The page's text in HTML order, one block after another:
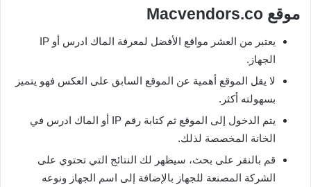
موقع Macvendors.co
يعتبر من العشر مواقع الأفضل لمعرفة الماك ادرس أو IP
الجهاز.
لا يقل الموقع أهمية عن الموقع السابق على العكس فهو يتميز
بسهولته أكثر.
يتم الدخول إلى الموقع ثم كتابة رقم IP أو الماك ادرس في
الخانة المخصصة لذلك.
قم بالنقر على بحث، سيظهر لك النتائج التي تحتوي على
الشركة المصنعة للجهاز بالإضافة إلى اسم الجهاز ونوعه